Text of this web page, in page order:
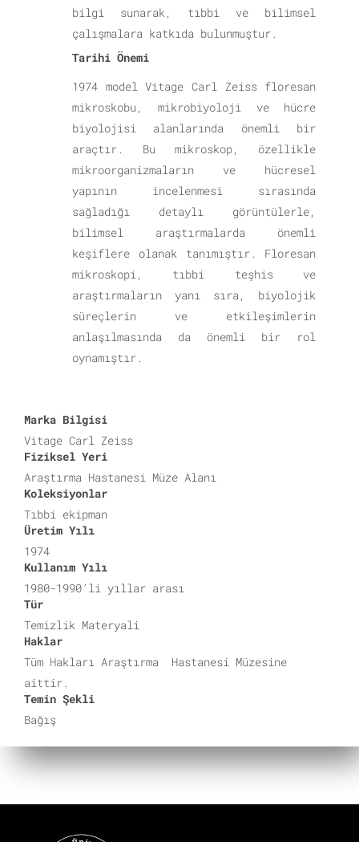
bilgi sunarak, tıbbi ve bilimsel
çalışmalara katkıda bulunmuştur.
Tarihi Önemi
1974 model Vitage Carl Zeiss floresan
mikroskobu, mikrobiyoloji ve hücre
biyolojisi alanlarında önemli bir
araçtır. Bu mikroskop, özellikle
mikroorganizmaların ve hücresel
yapının incelenmesi sırasında
sağladığı detaylı görüntülerle,
bilimsel araştırmalarda önemli
keşiflere olanak tanımıştır. Floresan
mikroskopi, tıbbi teşhis ve
araştırmaların yanı sıra, biyolojik
süreçlerin ve etkileşimlerin
anlaşılmasında da önemli bir rol
oynamıştır.
Marka Bilgisi
Vitage Carl Zeiss
Fiziksel Yeri
Araştırma Hastanesi Müze Alanı
Koleksiyonlar
Tıbbi ekipman
Üretim Yılı
1974
Kullanım Yılı
1980-1990’li yıllar arası
Tür
Temizlik Materyali
Haklar
Tüm Hakları Araştırma Hastanesi Müzesine
aittir.
Temin Şekli
Bağış